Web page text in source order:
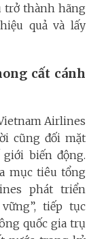
trở thành hãng
quả và lấy
cất cánh
Airlines
cũng đối mặt
biến động.
mục tiêu tổng
phát triển
tiếp tục
quốc gia trụ